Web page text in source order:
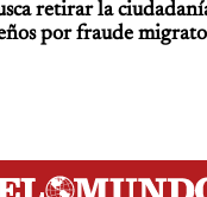
retirar la
por fraude